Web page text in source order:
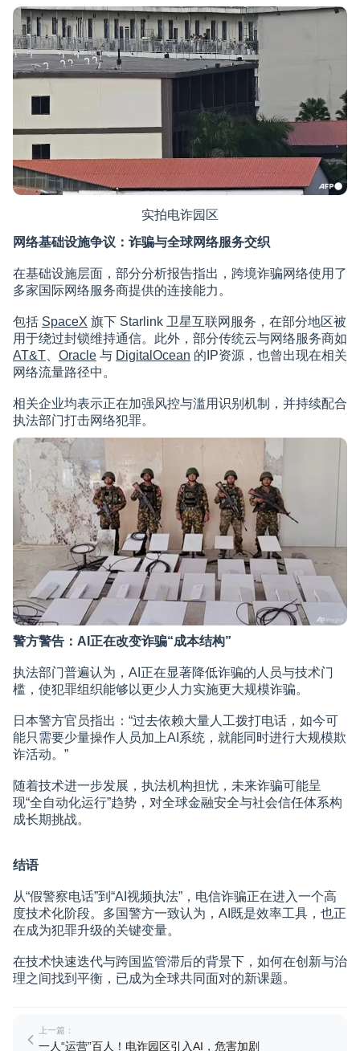
实拍电诈园区
网络基础设施争议：诈骗与全球网络服务交织
在基础设施层面，部分分析报告指出，跨境诈骗网络使用了
多家国际网络服务商提供的连接能力。
包括 SpaceX 旗下 Starlink 卫星互联网服务，在部分地区被
用于绕过封锁维持通信。此外，部分传统云与网络服务商如
AT&T
Oracle 与 DigitalOcean 的IP资源，也曾出现在相关
网络流量路径中。
相关企业均表示正在加强风控与滥用识别机制，并持续配合
执法部门打击网络犯罪。
警方警告：AI正在改变诈骗“成本结构”
执法部门普遍认为，AI正在显著降低诈骗的人员与技术门
槛，使犯罪组织能够以更少人力实施更大规模诈骗。
日本警方官员指出：“过去依赖大量人工拨打电话，如今可
能只需要少量操作人员加上AI系统，就能同时进行大规模欺
诈活动。”
随着技术进一步发展，执法机构担忧，未来诈骗可能呈
现“全自动化运行”趋势，对全球金融安全与社会信任体系构
成长期挑战。
结语
从“假警察电话”到“AI视频执法”，电信诈骗正在进入一个高
度技术化阶段。多国警方一致认为，AI既是效率工具，也正
在成为犯罪升级的关键变量。
在技术快速迭代与跨国监管滞后的背景下，如何在创新与治
理之间找到平衡，已成为全球共同面对的新课题。
上一篇：
一人“运营”百人！电诈园区引入AI，危害加剧